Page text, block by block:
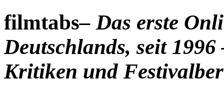
filmtabs– Das erste
Deutschlands, seit
Kritiken und